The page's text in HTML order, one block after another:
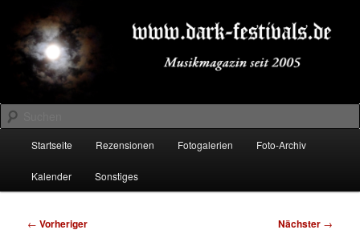
primären
Inhalt
springenDARK-FESTIVALS.DE
Suchen
Startseite Rezensionen Fotogalerien Foto-Archiv
Kalender Sonstiges
Beitragsnavigation
← Vorheriger Nächster →